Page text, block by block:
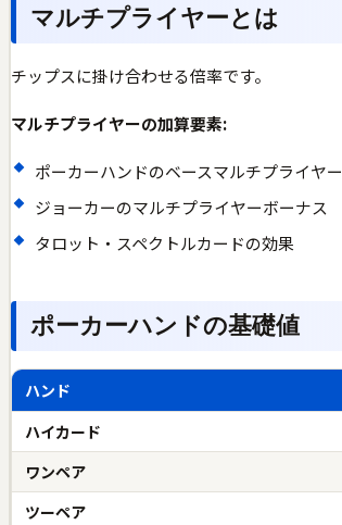
マルチプライヤーとは
チップスに掛け合わせる倍率です。
マルチプライヤーの加算要素:
ポーカーハンドのベースマルチプライヤー
ジョーカーのマルチプライヤーボーナス
タロット・スペクトルカードの効果
ポーカーハンドの基礎値
ハンド
ハイカード
ワンペア
ツーペア